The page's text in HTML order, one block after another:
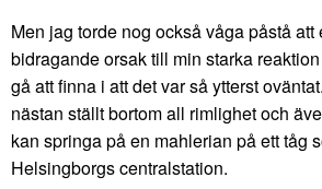
Men jag torde nog också våga påstå att
bidragande orsak till min starka
gå att finna i att det var så ytterst
nästan ställt bortom all rimlighet och
kan springa på en mahlerian på ett tåg
Helsingborgs centralstation.